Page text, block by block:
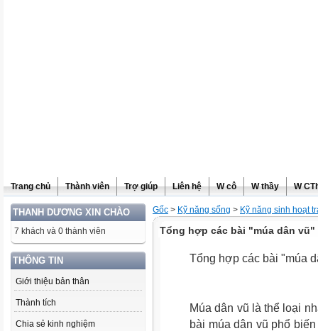
Trang chủ Thành viên Trợ giúp Liên hệ W cô W thầy W
THANH DƯƠNG XIN CHÀO
7 khách và 0 thành viên
THÔNG TIN
Giới thiệu bản thân
Thành tích
Chia sẻ kinh nghiệm
Gốc > Kỹ năng sống > Kỹ năng sinh hoạt
Tổng hợp các bài "múa dân vũ"
Tổng hợp các bài "múa
Múa dân vũ là thể loại
bài múa dân vũ phổ